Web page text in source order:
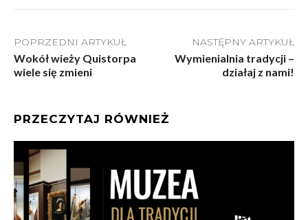
POPRZEDNI ARTYKUŁ
Wokół wieży Quistorpa
wiele się zmieni
NASTĘPNY ARTYKUŁ
Wymienialnia tradycji –
działaj z nami!
PRZECZYTAJ RÓWNIEŻ